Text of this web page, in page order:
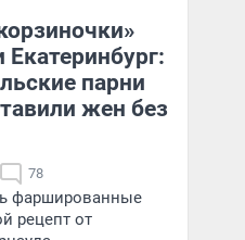
Екатеринбург:
парни
жен без
78
фаршированные
рецепт от